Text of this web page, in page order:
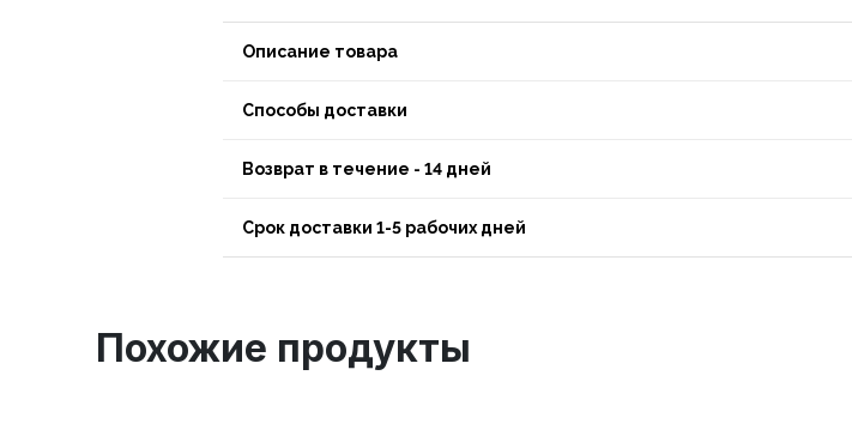
Описание товара
Способы доставки
Возврат в течение - 14 дней
Срок доставки 1-5 рабочих дней
Похожие продукты